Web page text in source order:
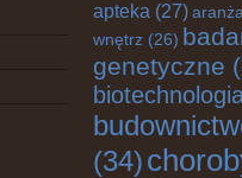
apteka (27)
wnętrz (26)
genetyczne
(34)